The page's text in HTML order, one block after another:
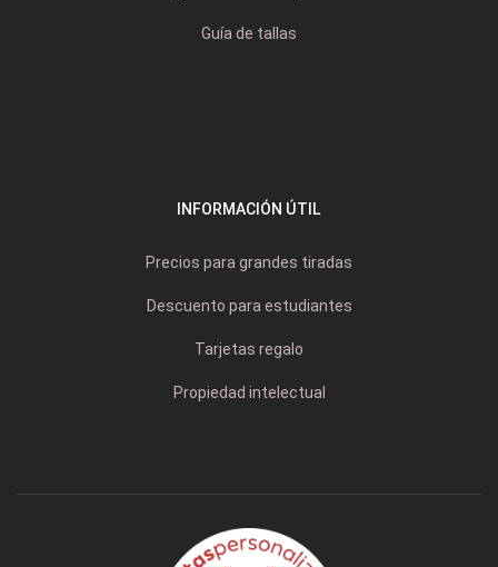
Guía de tallas
INFORMACIÓN ÚTIL
Precios para grandes tiradas
Descuento para estudiantes
Tarjetas regalo
Propiedad intelectual